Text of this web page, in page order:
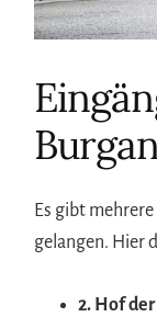
Es gibt
gelangen. Hier
2. Hof